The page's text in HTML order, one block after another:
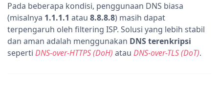
Pada beberapa kondisi, penggunaan DNS biasa
(misalnya 1.1.1.1 atau 8.8.8.8) masih dapat
terpengaruh oleh filtering ISP. Solusi yang lebih stabil
dan aman adalah menggunakan DNS terenkripsi
seperti DNS-over-HTTPS (DoH) atau DNS-over-TLS (DoT).